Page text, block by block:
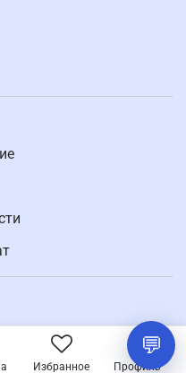
Избранное Профиль